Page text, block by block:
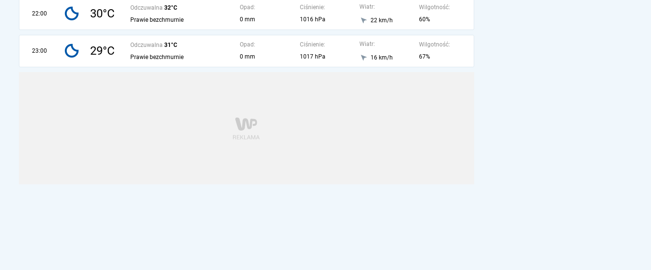
22:00 30°C Odczuwalna 32°C
Prawie bezchmurnie
Opad:
0 mm
Ciśnienie:
1016 hPa
Wiatr:
22 km/h
Wilgotność:
60%
23:00 29°C Odczuwalna 31°C
Prawie bezchmurnie
Opad:
0 mm
Ciśnienie:
1017 hPa
Wiatr:
16 km/h
Wilgotność:
67%